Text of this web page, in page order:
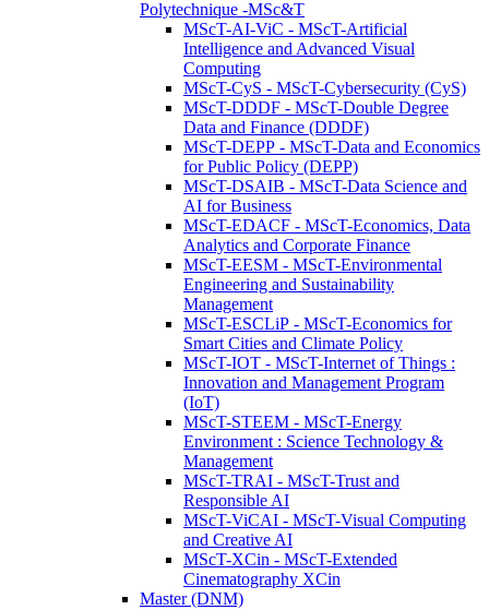
Polytechnique -MSc&T
MScT-AI-ViC - MScT-Artificial
Intelligence and Advanced Visual
Computing
MScT-CyS - MScT-Cybersecurity (CyS)
MScT-DDDF - MScT-Double Degree
Data and Finance (DDDF)
MScT-DEPP - MScT-Data and Economics
for Public Policy (DEPP)
MScT-DSAIB - MScT-Data Science and
AI for Business
MScT-EDACF - MScT-Economics, Data
Analytics and Corporate Finance
MScT-EESM - MScT-Environmental
Engineering and Sustainability
Management
MScT-ESCLiP - MScT-Economics for
Smart Cities and Climate Policy
MScT-IOT - MScT-Internet of Things :
Innovation and Management Program
(IoT)
MScT-STEEM - MScT-Energy
Environment : Science Technology &
Management
MScT-TRAI - MScT-Trust and
Responsible AI
MScT-ViCAI - MScT-Visual Computing
and Creative AI
MScT-XCin - MScT-Extended
Cinematography XCin
Master (DNM)